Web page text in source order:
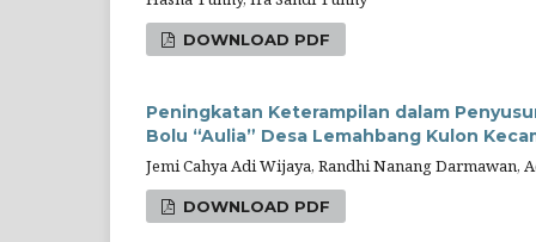
DOWNLOAD PDF
Peningkatan Keterampilan dalam
Bolu “Aulia” Desa Lemahbang Kulon
Jemi Cahya Adi Wijaya, Randhi Nanang
DOWNLOAD PDF